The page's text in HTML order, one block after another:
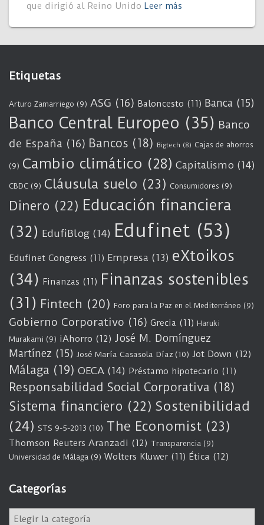
que dirigió al Reino Unido Leer más
Etiquetas
Arturo Zamarriego (9) ASG (16) Baloncesto (11) Banca (15)
Banco Central Europeo (35) Banco
de España (16) Bancos (18) Bigtech (8) Cajas de ahorros
(9) Cambio climático (28) Capitalismo (14)
CBDC (9) Cláusula suelo (23) Consumidores (9)
Dinero (22) Educación financiera
(32) EdufiBlog (14) Edufinet (53)
Edufinet Congress (11) Empresa (13) eXtoikos
(34) Finanzas (11) Finanzas sostenibles
(31) Fintech (20) Foro para la Paz en el Mediterráneo (9)
Gobierno Corporativo (16) Grecia (11) Haruki
Murakami (9) iAhorro (12) José M. Domínguez
Martínez (15) José María Casasola Díaz (10) Jot Down (12)
Málaga (19) OECA (14) Préstamo hipotecario (11)
Responsabilidad Social Corporativa (18)
Sistema financiero (22) Sostenibilidad
(24) STS 9-5-2013 (10) The Economist (23)
Thomson Reuters Aranzadi (12) Transparencia (9)
Universidad de Málaga (9) Wolters Kluwer (11) Ética (12)
Categorías